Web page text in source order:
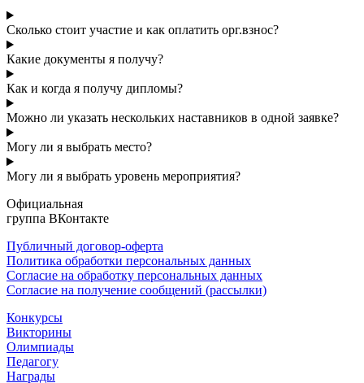
Сколько стоит участие и как оплатить орг.взнос?
Какие документы я получу?
Как и когда я получу дипломы?
Можно ли указать нескольких наставников в одной заявке?
Могу ли я выбрать место?
Могу ли я выбрать уровень мероприятия?
Официальная
группа ВКонтакте
Публичный договор-оферта
Политика обработки персональных данных
Согласие на обработку персональных данных
Согласие на получение сообщений (рассылки)
Конкурсы
Викторины
Олимпиады
Педагогу
Награды